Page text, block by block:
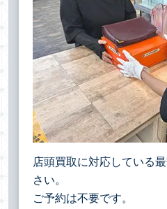
店頭買取に対応している
さい。
ご予約は不要です。